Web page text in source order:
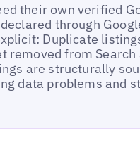
their own verified
through
Duplicate
removed from Search
are structurally
data problems and